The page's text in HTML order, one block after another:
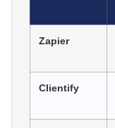
Zapier
Clientify